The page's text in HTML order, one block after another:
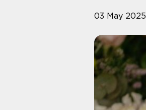
03 May 2025